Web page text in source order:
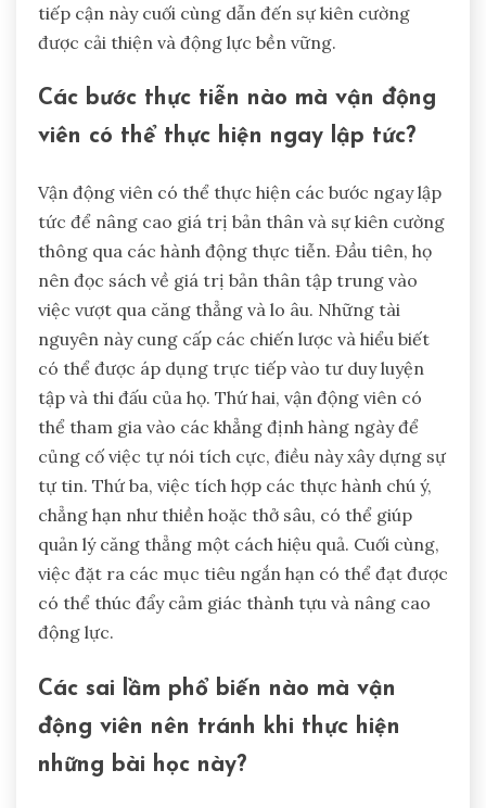
tiếp cận này cuối cùng dẫn đến sự kiên cường
được cải thiện và động lực bền vững.
Các bước thực tiễn nào mà vận động
viên có thể thực hiện ngay lập tức?
Vận động viên có thể thực hiện các bước ngay lập
tức để nâng cao giá trị bản thân và sự kiên cường
thông qua các hành động thực tiễn. Đầu tiên, họ
nên đọc sách về giá trị bản thân tập trung vào
việc vượt qua căng thẳng và lo âu. Những tài
nguyên này cung cấp các chiến lược và hiểu biết
có thể được áp dụng trực tiếp vào tư duy luyện
tập và thi đấu của họ. Thứ hai, vận động viên có
thể tham gia vào các khẳng định hàng ngày để
củng cố việc tự nói tích cực, điều này xây dựng sự
tự tin. Thứ ba, việc tích hợp các thực hành chú ý,
chẳng hạn như thiền hoặc thở sâu, có thể giúp
quản lý căng thẳng một cách hiệu quả. Cuối cùng,
việc đặt ra các mục tiêu ngắn hạn có thể đạt được
có thể thúc đẩy cảm giác thành tựu và nâng cao
động lực.
Các sai lầm phổ biến nào mà vận
động viên nên tránh khi thực hiện
những bài học này?